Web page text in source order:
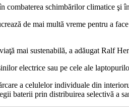
combaterea schimbărilor climatice şi
de mai multă vreme pentru a
mai sustenabilă, a adăugat Ralf
electrice sau pe cele ale
a celulelor individuale din
baterii prin distribuirea selectivă